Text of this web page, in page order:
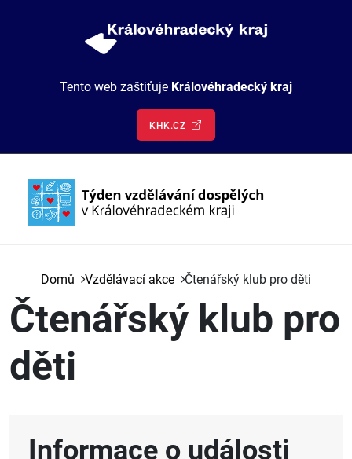
Tento web zaštiťuje Královéhradecký kraj
KHK.CZ
O nás
Kontakt
Domů Vzdělávací akce Čtenářský klub pro děti
Čtenářský klub pro
děti
Informace o události